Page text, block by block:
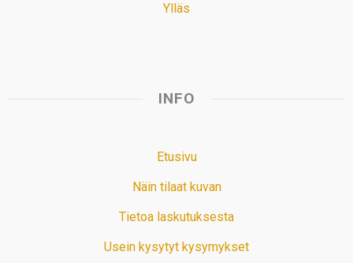
Ylläs
INFO
Etusivu
Näin tilaat kuvan
Tietoa laskutuksesta
Usein kysytyt kysymykset